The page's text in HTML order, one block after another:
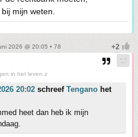
mijn weten.
2026 @ 20:05 • 78
in het leven z
20:02 schreef Tengano het
heet dan heb ik mijn